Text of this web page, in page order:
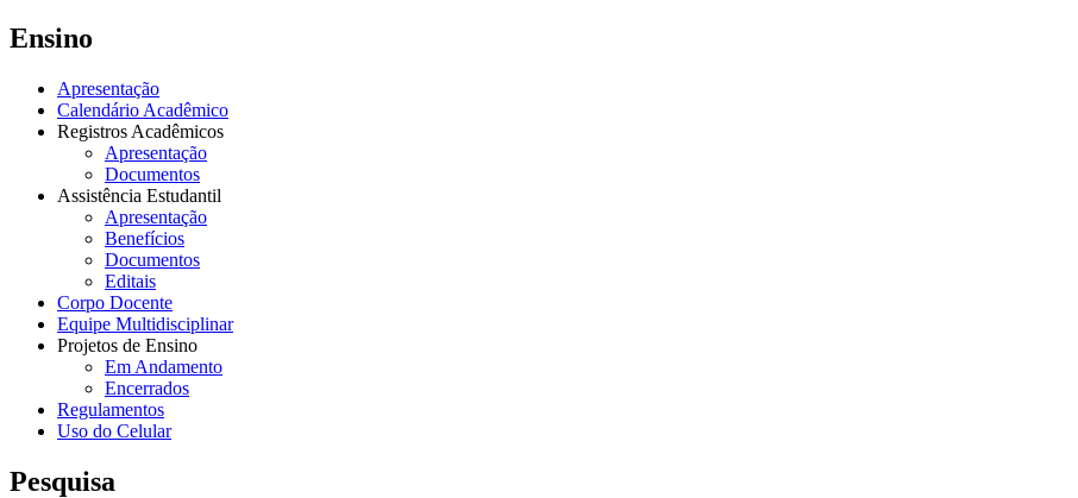
Ensino
Apresentação
Calendário Acadêmico
Registros Acadêmicos
Apresentação
Documentos
Assistência Estudantil
Apresentação
Benefícios
Documentos
Editais
Corpo Docente
Equipe Multidisciplinar
Projetos de Ensino
Em Andamento
Encerrados
Regulamentos
Uso do Celular
Pesquisa